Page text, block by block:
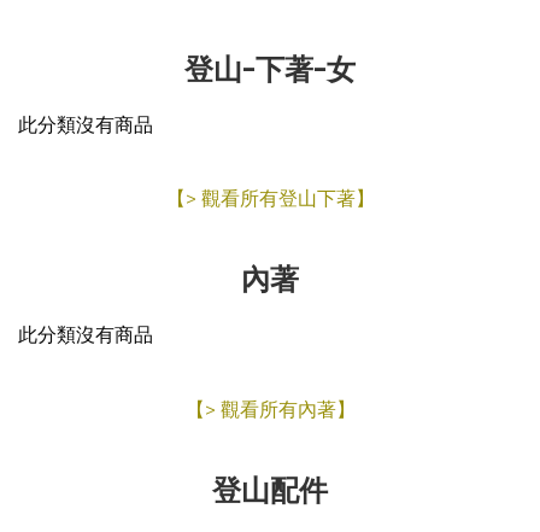
登山-下著-女
此分類沒有商品
【> 觀看所有登山下著】
內著
此分類沒有商品
【> 觀看所有內著】
登山配件